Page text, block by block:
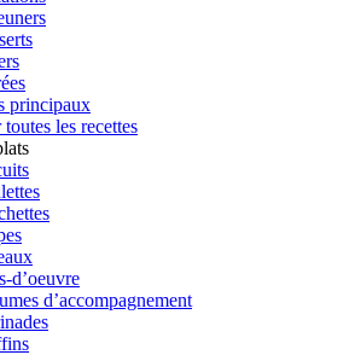
principaux
les recettes
d’oeuvre
d’accompagnement